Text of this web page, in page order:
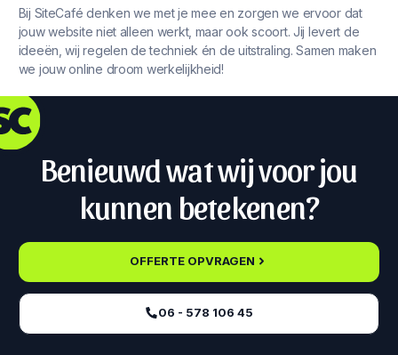
Bij SiteCafé denken we met je mee en zorgen we ervoor dat
jouw website niet alleen werkt, maar ook scoort. Jij levert de
ideeën, wij regelen de techniek én de uitstraling. Samen maken
we jouw online droom werkelijkheid!
Benieuwd wat wij voor jou
kunnen betekenen?
OFFERTE OPVRAGEN
06 - 578 106 45‬